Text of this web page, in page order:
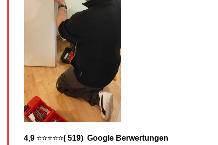
4,9 ⭐⭐⭐⭐⭐( 519) Google Berwertungen